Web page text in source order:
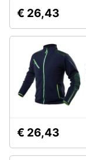
€ 26,43
€ 26,43